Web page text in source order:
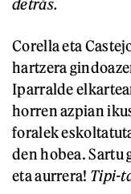
detrás.
Corella eta
hartzera
Iparralde
horren azpian
foralek
den hobea. Sartu
eta aurrera! Tipi-